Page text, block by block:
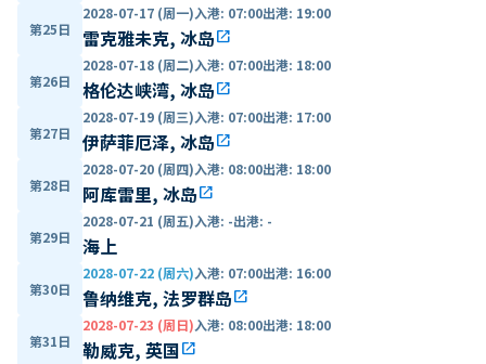
第25日
2028-07-17 (周一)入港: 07:00出港: 19:00
雷克雅未克, 冰岛open_in_new
第26日
2028-07-18 (周二)入港: 07:00出港: 18:00
格伦达峡湾, 冰岛open_in_new
第27日
2028-07-19 (周三)入港: 07:00出港: 17:00
伊萨菲厄泽, 冰岛open_in_new
第28日
2028-07-20 (周四)入港: 08:00出港: 18:00
阿库雷里, 冰岛open_in_new
第29日
2028-07-21 (周五)入港: -出港: -
海上
第30日
2028-07-22 (周六)入港: 07:00出港: 16:00
鲁纳维克, 法罗群岛open_in_new
第31日
2028-07-23 (周日)入港: 08:00出港: 18:00
勒威克, 英国open_in_new